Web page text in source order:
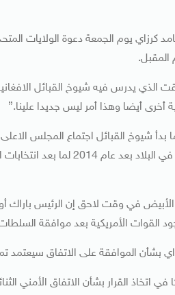
يوم الجمعة دعوة الولايات
المقبل.
يدرس فيه شيوخ القبائل
أخرى أيضا وهذا أمر ليس جديدا علينا.”
شيوخ القبائل اجتماع المجلس الاعلى
اتفاق بالسماح للقوات
في وقت لاحق إن الرئيس باراك
القوات الأمريكية بعد موافقة السلطات
بشأن الموافقة على الاتفاق سيعتمد
في اتخاذ القرار بشأن الاتفاق الأمني